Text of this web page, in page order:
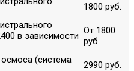
1800 руб.
в зависимости От 1800
руб.
(система
2990 руб.